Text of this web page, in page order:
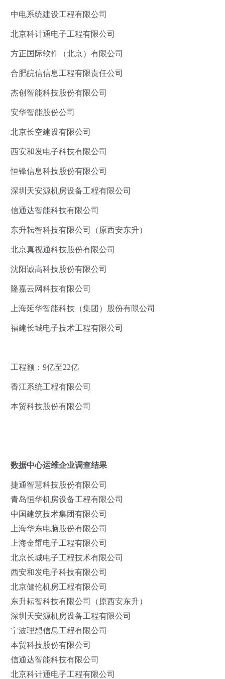
中电系统建设工程有限公司
北京科计通电子工程有限公司
方正国际软件（北京）有限公司
合肥皖信信息工程有限责任公司
杰创智能科技股份有限公司
安华智能股份公司
北京长空建设有限公司
西安和发电子科技有限公司
恒锋信息科技股份有限公司
深圳天安源机房设备工程有限公司
信通达智能科技有限公司
东升耘智科技有限公司（原西安东升）
北京真视通科技股份有限公司
沈阳诚高科技股份有限公司
隆嘉云网科技有限公司
上海延华智能科技（集团）股份有限公司
福建长城电子技术工程有限公司
工程额：9亿至22亿
香江系统工程有限公司
本贸科技股份有限公司
数据中心运维企业调查结果
捷通智慧科技股份有限公司
青岛恒华机房设备工程有限公司
中国建筑技术集团有限公司
上海华东电脑股份有限公司
上海金耀电子工程有限公司
北京长城电子工程技术有限公司
西安和发电子科技有限公司
北京健伦机房工程有限公司
东升耘智科技有限公司（原西安东升）
深圳天安源机房设备工程有限公司
宁波理想信息工程有限公司
本贸科技股份有限公司
信通达智能科技有限公司
北京科计通电子工程有限公司